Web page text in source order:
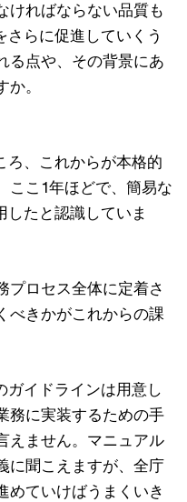
ければならない品質も
さらに促進していくう
る点や、その背景にあ
。
ろ、これからが本格的
ここ1年ほどで、簡易な
したと認識していま
プロセス全体に定着さ
べきかがこれからの課
ガイドラインは用意し
務に実装するための手
えません。マニュアル
に聞こえますが、全庁
めていけばうまくいき